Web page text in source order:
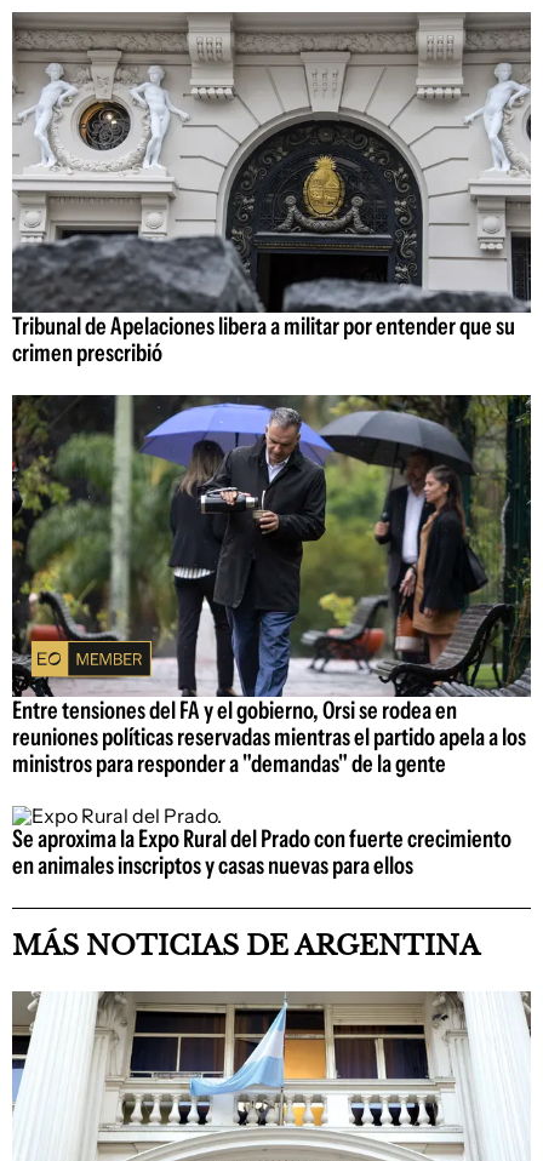
Tribunal de Apelaciones libera a militar por entender que su
crimen prescribió
Entre tensiones del FA y el gobierno, Orsi se rodea en
reuniones políticas reservadas mientras el partido apela a los
ministros para responder a "demandas" de la gente
Se aproxima la Expo Rural del Prado con fuerte crecimiento
en animales inscriptos y casas nuevas para ellos
MÁS NOTICIAS DE ARGENTINA